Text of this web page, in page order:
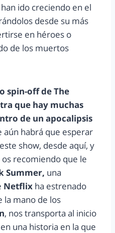
ido creciendo en el
desde su más
en héroes o
de los muertos
spin-off de The
que hay muchas
de un apocalipsis
aún habrá que esperar
show, desde aquí, y
recomiendo que le
Summer, una
Netflix ha estrenado
la mano de los
, nos transporta al inicio
una historia en la que